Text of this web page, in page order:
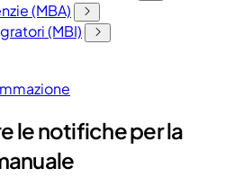
(MBA)
(MBI)
le notifiche per la